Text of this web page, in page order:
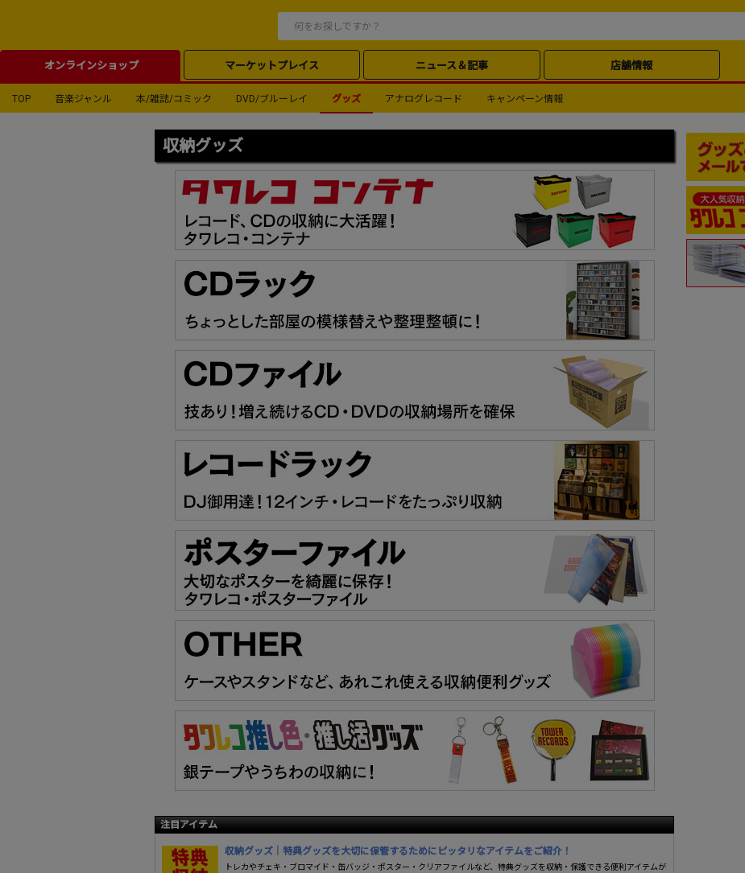
オンラインショップ マーケットプレイス ニュース＆記事 店舗情報
TOP 音楽ジャンル 本/雑誌/コミック DVD/ブルーレイ グッズ アナログレコード キャンペーン情報
収納グッズ
注目アイテム
収納グッズ｜特典グッズを大切に保管するためにピッタリなアイテムをご紹介！
トレカやチェキ・ブロマイド・缶バッジ・ポスター・クリアファイルなど、特典グッズを収納・保護できる便利アイテムが